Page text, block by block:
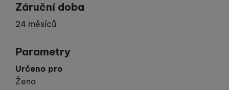
Záruční doba
24 měsíců
Parametry
Určeno pro
Žena